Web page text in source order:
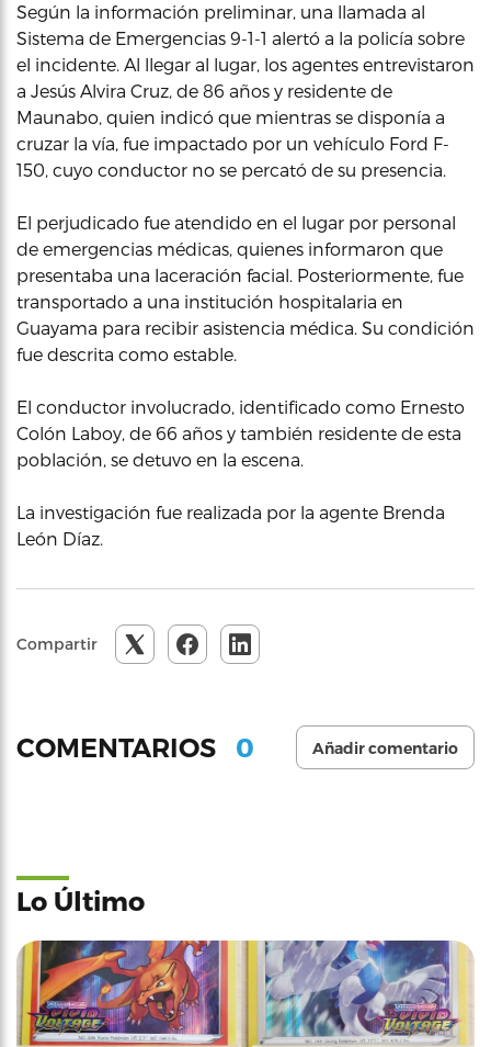
Según la información preliminar, una llamada al
Sistema de Emergencias 9-1-1 alertó a la policía sobre
el incidente. Al llegar al lugar, los agentes entrevistaron
a Jesús Alvira Cruz, de 86 años y residente de
Maunabo, quien indicó que mientras se disponía a
cruzar la vía, fue impactado por un vehículo Ford F-
150, cuyo conductor no se percató de su presencia.
El perjudicado fue atendido en el lugar por personal
de emergencias médicas, quienes informaron que
presentaba una laceración facial. Posteriormente, fue
transportado a una institución hospitalaria en
Guayama para recibir asistencia médica. Su condición
fue descrita como estable.
El conductor involucrado, identificado como Ernesto
Colón Laboy, de 66 años y también residente de esta
población, se detuvo en la escena.
La investigación fue realizada por la agente Brenda
León Díaz.
Compartir
COMENTARIOS 0 Añadir comentario
Lo Último